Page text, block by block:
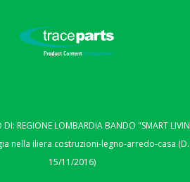
DI: REGIONE LOMBARDIA BANDO "SMART
nella iliera costruzioni-legno-arredo-casa
15/11/2016)